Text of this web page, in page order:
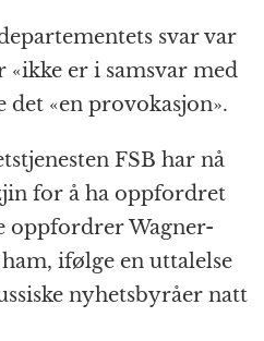
svar var
«ikke er i samsvar med
«en provokasjon».
FSB har nå
for å ha oppfordret
Wagner-
ifølge en uttalelse
nyhetsbyråer natt